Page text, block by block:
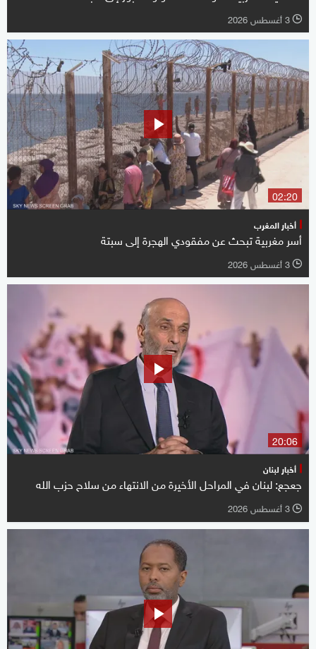
l 3 أغسطس 2026
02:20
أخبار المغرب
أسر مغربية تبحث عن مفقودي الهجرة إلى سبتة
l 3 أغسطس 2026
20:06
أخبار لبنان
جعجع: لبنان في المراحل الأخيرة من الانتهاء من سلاح حزب الله
l 3 أغسطس 2026